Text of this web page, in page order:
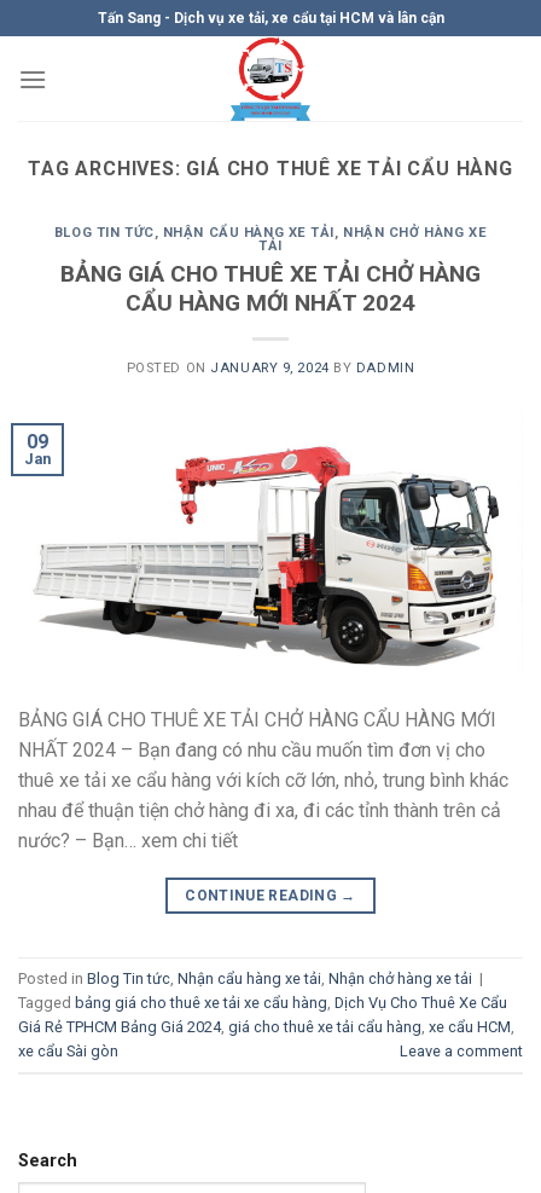
content
Tấn Sang - Dịch vụ xe tải, xe cẩu tại HCM và lân cận
TAG ARCHIVES: GIÁ CHO THUÊ XE TẢI CẨU HÀNG
BLOG TIN TỨC, NHẬN CẨU HÀNG XE TẢI, NHẬN CHỞ HÀNG XE
TẢI
BẢNG GIÁ CHO THUÊ XE TẢI CHỞ HÀNG
CẨU HÀNG MỚI NHẤT 2024
POSTED ON JANUARY 9, 2024 BY DADMIN
09
Jan
BẢNG GIÁ CHO THUÊ XE TẢI CHỞ HÀNG CẨU HÀNG MỚI
NHẤT 2024 – Bạn đang có nhu cầu muốn tìm đơn vị cho
thuê xe tải xe cẩu hàng với kích cỡ lớn, nhỏ, trung bình khác
nhau để thuận tiện chở hàng đi xa, đi các tỉnh thành trên cả
nước? – Bạn… xem chi tiết
CONTINUE READING →
Posted in Blog Tin tức Nhận cẩu hàng xe tải Nhận chở hàng xe tải |
Tagged bảng giá cho thuê xe tải xe cẩu hàng Dịch Vụ Cho Thuê Xe Cẩu
Giá Rẻ TPHCM Bảng Giá 2024, giá cho thuê xe tải cẩu hàng xe cẩu HCM
xe cẩu Sài gòn
Leave a comment
Search